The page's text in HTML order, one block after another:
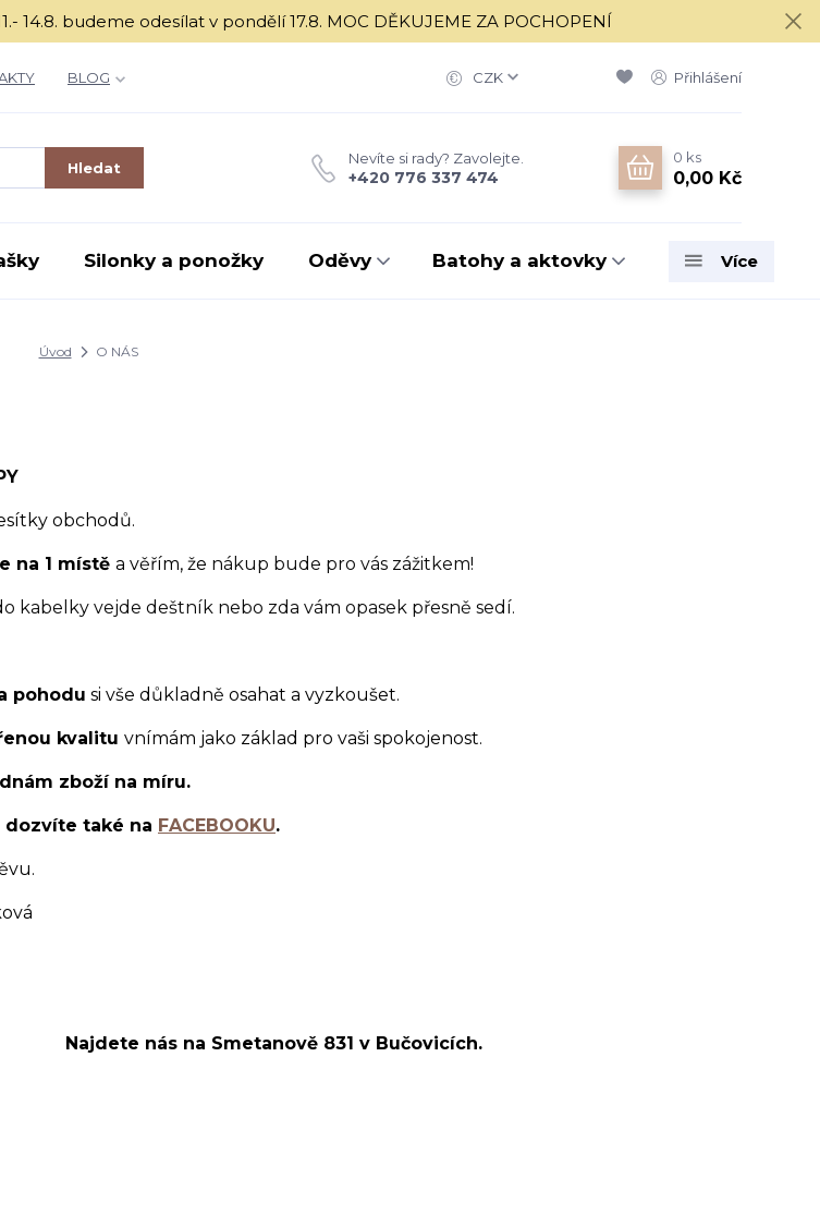
14.8. budeme odesílat v pondělí 17.8. MOC DĚKUJEME ZA POCHOPENÍ
BLOG CZK Přihlášení
Hledat
Nevíte si rady? Zavolejte.
+420 776 337 474
0 ks
0,00 Kč
Silonky a ponožky Oděvy Batohy a aktovky Více
Úvod O NÁS
obchodů.
na 1 místě a věřím, že nákup bude pro vás zážitkem!
kabelky vejde deštník nebo zda vám opasek přesně sedí.
pohodu si vše důkladně osahat a vyzkoušet.
ou kvalitu vnímám jako základ pro vaši spokojenost.
zboží na míru.
dozvíte také na FACEBOOKU.
Najdete nás na Smetanově 831 v Bučovicích.